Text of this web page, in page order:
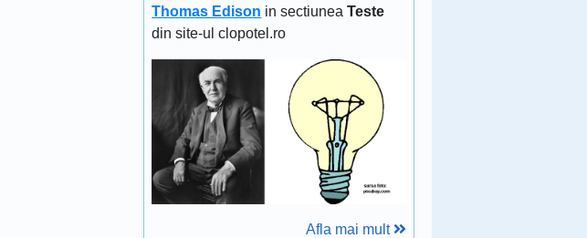
Thomas Edison in sectiuneaTeste
din site-ul clopotel.ro
Afla mai mult